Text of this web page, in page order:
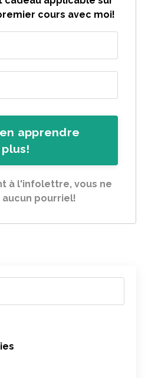
cours avec moi!
apprendre
plus!
à l'infolettre, vous ne
pourriel!